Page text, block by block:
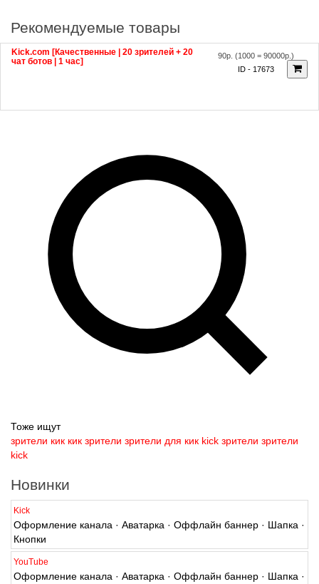
Рекомендуемые товары
Kick.com [Качественные | 20 зрителей + 20
чат ботов | 1 час]
90р.(1000 = 90000р.)
ID - 17673
Тоже ищут
зрители кик кик зрители зрители для кик kick зрители зрители
kick
Новинки
Kick
Оформление канала · Аватарка · Оффлайн баннер · Шапка ·
Кнопки
YouTube
Оформление канала · Аватарка · Оффлайн баннер · Шапка ·